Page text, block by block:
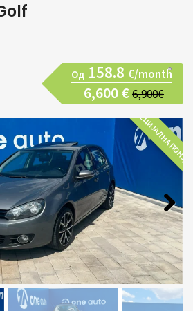
Од 158.8 €/month
6,600 €6,900€
СПЕЦИЈАЛНА
Next